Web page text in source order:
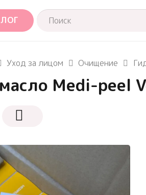
Уход за лицом Очищение
Medi-peel